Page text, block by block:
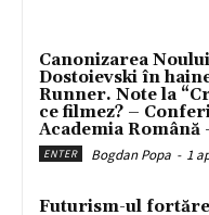
Canonizarea
Dostoievski în
Runner. Note la
ce filmez? –
Academia Română
ENTER Bogdan Popa - 1
Futurism-ul